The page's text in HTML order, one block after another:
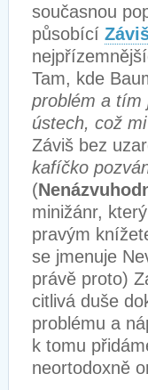
současnou
působící
Tam, kde
problém a tím
ústech, což
Záviš bez
kafíčko
(
minižánr,
pravým
se jmenuje
právě proto)
citlivá duše
problému a
k tomu
neortodoxně